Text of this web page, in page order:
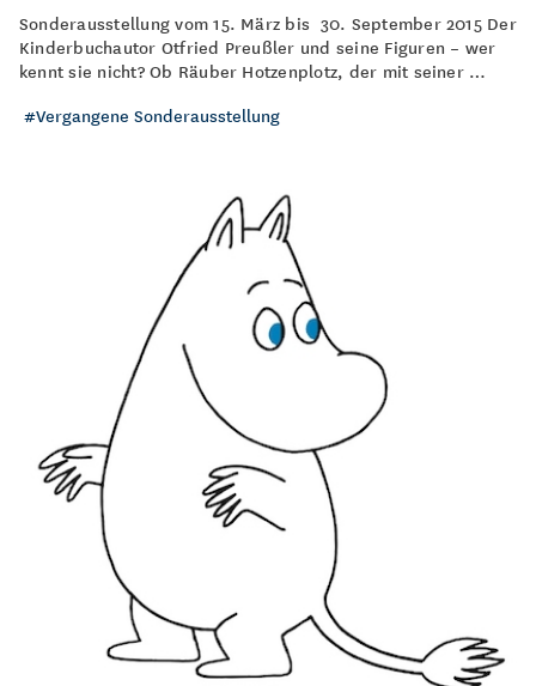
Sonderausstellung vom 15. März bis 30. September 2015 Der
Kinderbuchautor Otfried Preußler und seine Figuren – wer
kennt sie nicht? Ob Räuber Hotzenplotz, der mit seiner …
Vergangene Sonderausstellung